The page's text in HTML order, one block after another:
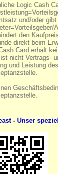
Logic Cash
und/oder
den
direkt beim
Card erhält
nicht Vertrags-
und Leistung des
- Unser